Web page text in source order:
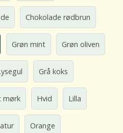
Chokolade rødbrun
Grøn mint Grøn oliven
Grå koks
mørk Hvid Lilla
Orange